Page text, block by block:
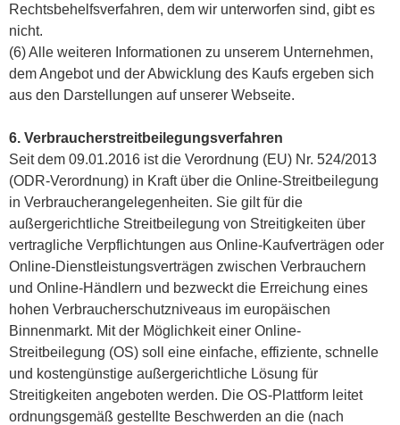
Rechtsbehelfsverfahren, dem wir unterworfen sind, gibt es
nicht.
(6) Alle weiteren Informationen zu unserem Unternehmen,
dem Angebot und der Abwicklung des Kaufs ergeben sich
aus den Darstellungen auf unserer Webseite.
6. Verbraucherstreitbeilegungsverfahren
Seit dem 09.01.2016 ist die Verordnung (EU) Nr. 524/2013
(ODR-Verordnung) in Kraft über die Online-Streitbeilegung
in Verbraucherangelegenheiten. Sie gilt für die
außergerichtliche Streitbeilegung von Streitigkeiten über
vertragliche Verpflichtungen aus Online-Kaufverträgen oder
Online-Dienstleistungsverträgen zwischen Verbrauchern
und Online-Händlern und bezweckt die Erreichung eines
hohen Verbraucherschutzniveaus im europäischen
Binnenmarkt. Mit der Möglichkeit einer Online-
Streitbeilegung (OS) soll eine einfache, effiziente, schnelle
und kostengünstige außergerichtliche Lösung für
Streitigkeiten angeboten werden. Die OS-Plattform leitet
ordnungsgemäß gestellte Beschwerden an die (nach